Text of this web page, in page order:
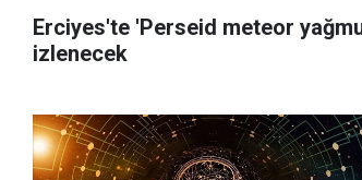
Erciyes'te 'Perseid meteor
izlenecek